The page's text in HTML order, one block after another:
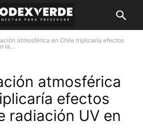
atmosférica en Chile triplicaría efectos
la...
atmosférica
efectos
radiación UV en